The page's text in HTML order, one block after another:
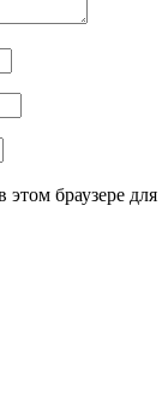
браузере для